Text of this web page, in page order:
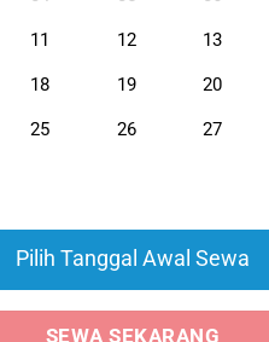
11 12 13
18 19 20
25 26 27
Pilih Tanggal Awal Sewa
SEWA SEKARANG